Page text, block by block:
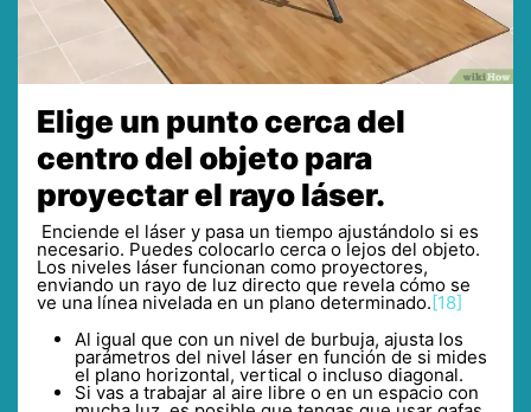
Elige un punto cerca del
centro del objeto para
proyectar el rayo láser.
Enciende el láser y pasa un tiempo ajustándolo si es
necesario. Puedes colocarlo cerca o lejos del objeto.
Los niveles láser funcionan como proyectores,
enviando un rayo de luz directo que revela cómo se
ve una línea nivelada en un plano determinado.[18]
Al igual que con un nivel de burbuja, ajusta los
parámetros del nivel láser en función de si mides
el plano horizontal, vertical o incluso diagonal.
Si vas a trabajar al aire libre o en un espacio con